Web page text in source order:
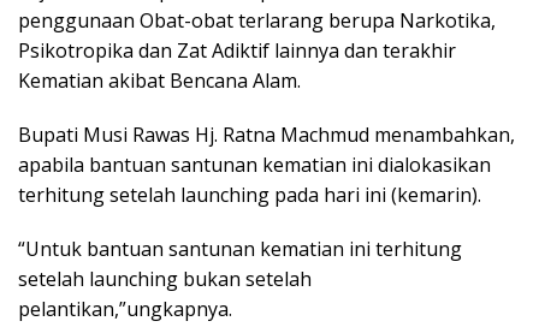
penggunaan Obat-obat terlarang berupa Narkotika,
Psikotropika dan Zat Adiktif lainnya dan terakhir
Kematian akibat Bencana Alam.
Bupati Musi Rawas Hj. Ratna Machmud menambahkan,
apabila bantuan santunan kematian ini dialokasikan
terhitung setelah launching pada hari ini (kemarin).
“Untuk bantuan santunan kematian ini terhitung
setelah launching bukan setelah
pelantikan,”ungkapnya.